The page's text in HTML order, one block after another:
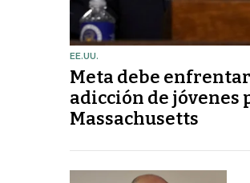
EE.UU.
Meta debe
adicción de jóvenes
Massachusetts